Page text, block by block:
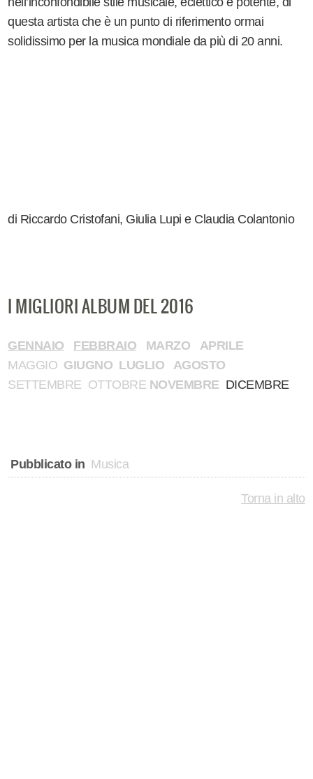
questa artista che è un punto di riferimento ormai
solidissimo per la musica mondiale da più di 20 anni.
di Riccardo Cristofani, Giulia Lupi e Claudia Colantonio
I MIGLIORI ALBUM DEL 2016
GENNAIO FEBBRAIO MARZO
APRILE
MAGGIO GIUGNO LUGLIO
AGOSTO
SETTEMBRE OTTOBRE NOVEMBRE DICEMBRE
Pubblicato in Musica
Torna in alto